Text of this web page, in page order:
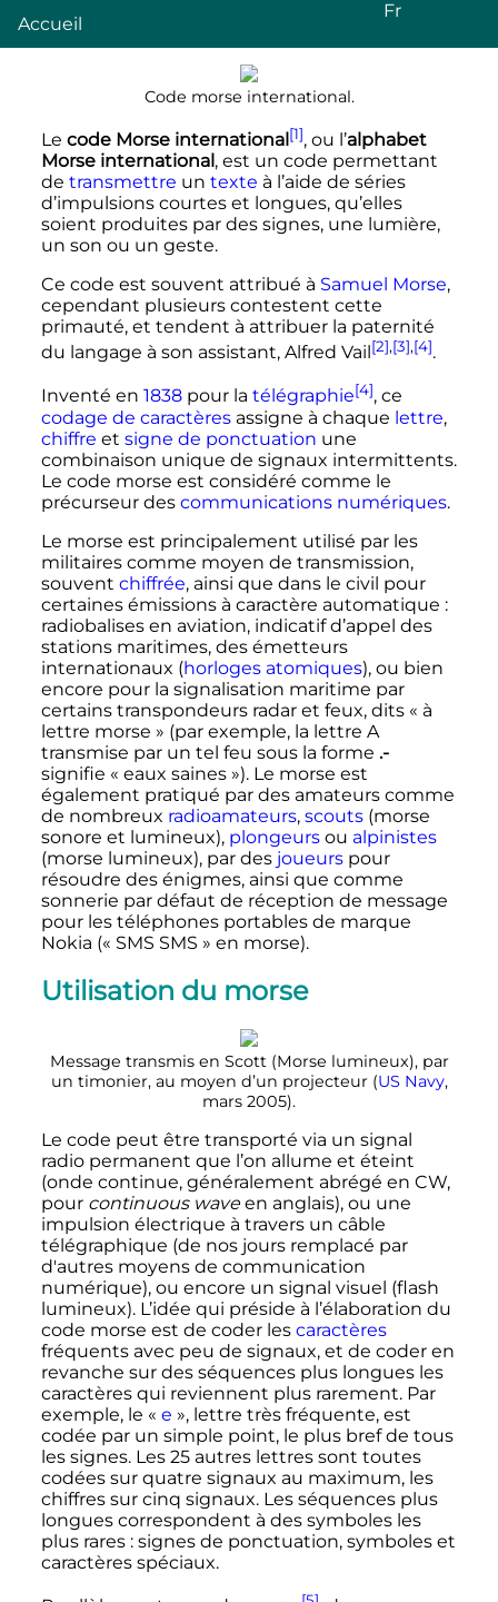
Accueil
Fr
Code morse international.
Le code Morse international[1], ou l’alphabet
Morse international, est un code permettant
de transmettre un texte à l’aide de séries
d’impulsions courtes et longues, qu’elles
soient produites par des signes, une lumière,
un son ou un geste.
Ce code est souvent attribué à Samuel Morse,
cependant plusieurs contestent cette
primauté, et tendent à attribuer la paternité
du langage à son assistant, Alfred Vail [2],[3],[4].
Inventé en 1838pour la télégraphie[4], ce
codage de caractèresassigne à chaque lettre,
chiffre et signe de ponctuation une
combinaison unique de signaux intermittents.
Le code morse est considéré comme le
précurseur des communications numériques.
Le morse est principalement utilisé par les
militaires comme moyen de transmission,
souvent chiffrée, ainsi que dans le civil pour
certaines émissions à caractère automatique :
radiobalises en aviation, indicatif d’appel des
stations maritimes, des émetteurs
internationaux (horloges atomiques), ou bien
encore pour la signalisation maritime par
certains transpondeurs radar et feux, dits « à
lettre morse » (par exemple, la lettre A
transmise par un tel feu sous la forme .-
signifie « eaux saines »). Le morse est
également pratiqué par des amateurs comme
de nombreux radioamateurs, scouts(morse
sonore et lumineux), plongeursou alpinistes
(morse lumineux), par des joueurspour
résoudre des énigmes, ainsi que comme
sonnerie par défaut de réception de message
pour les téléphones portables de marque
Nokia (« SMS SMS » en morse).
Utilisation du morse
Message transmis en Scott (Morse lumineux), par
un timonier, au moyen d’un projecteur (US Navy,
mars 2005).
Le code peut être transporté via un signal
radio permanent que l’on allume et éteint
(onde continue, généralement abrégé en CW,
pour continuous waveen anglais), ou une
impulsion électrique à travers un câble
télégraphique (de nos jours remplacé par
d'autres moyens de communication
numérique), ou encore un signal visuel (flash
lumineux). L’idée qui préside à l’élaboration du
code morse est de coder les caractères
fréquents avec peu de signaux, et de coder en
revanche sur des séquences plus longues les
caractères qui reviennent plus rarement. Par
exemple, le « e », lettre très fréquente, est
codée par un simple point, le plus bref de tous
les signes. Les 25 autreslettres sont toutes
codées sur quatre signaux au maximum, les
chiffres sur cinq signaux. Les séquences plus
longues correspondent à des symboles les
plus rares : signes de ponctuation, symboles et
caractères spéciaux.